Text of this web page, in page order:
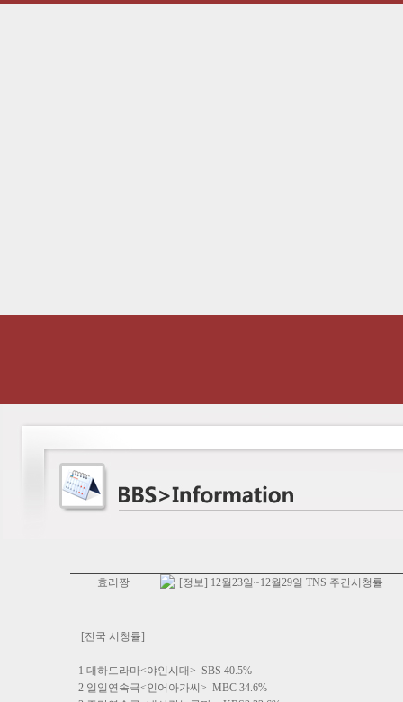
효리짱 [정보] 12월23일~12월29일 TNS 주간시청률
[전국 시청률]
1 대하드라마<야인시대> SBS 40.5%
2 일일연속극<인어아가씨> MBC 34.6%